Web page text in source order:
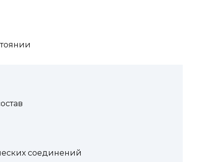
соединений